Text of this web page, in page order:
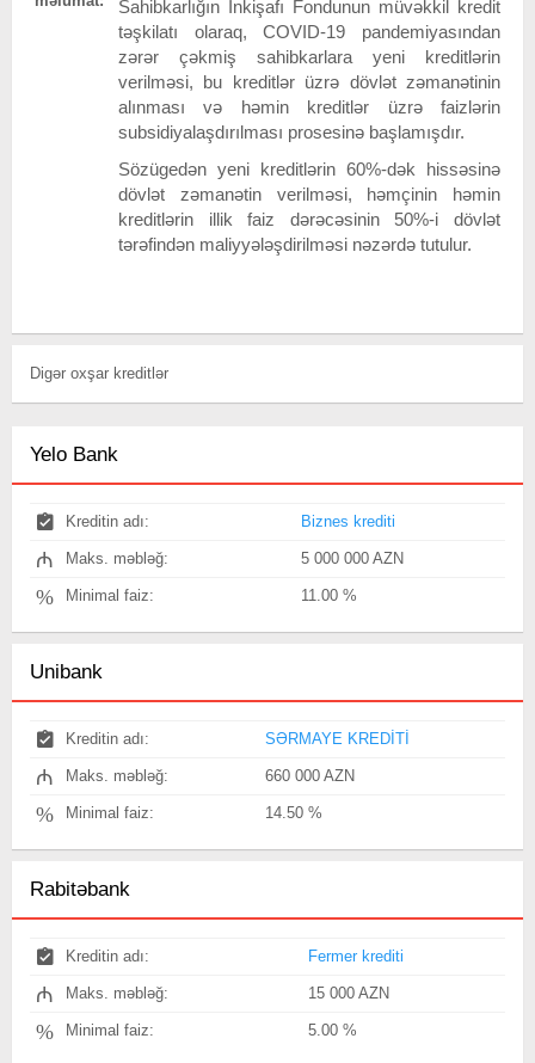
Sahibkarlığın İnkişafı Fondunun müvəkkil kredit
təşkilatı olaraq, COVID-19 pandemiyasından
zərər çəkmiş sahibkarlara yeni kreditlərin
verilməsi, bu kreditlər üzrə dövlət zəmanətinin
alınması və həmin kreditlər üzrə faizlərin
subsidiyalaşdırılması prosesinə başlamışdır.
Sözügedən yeni kreditlərin 60%-dək hissəsinə
dövlət zəmanətin verilməsi, həmçinin həmin
kreditlərin illik faiz dərəcəsinin 50%-i dövlət
tərəfindən maliyyələşdirilməsi nəzərdə tutulur.
Digər oxşar kreditlər
Yelo Bank
Kreditin adı: Biznes krediti
₼ Maks. məbləğ: 5 000 000 AZN
% Minimal faiz: 11.00 %
Unibank
Kreditin adı: SƏRMAYE KREDİTİ
₼ Maks. məbləğ: 660 000 AZN
% Minimal faiz: 14.50 %
Rabitəbank
Kreditin adı: Fermer krediti
₼ Maks. məbləğ: 15 000 AZN
% Minimal faiz: 5.00 %